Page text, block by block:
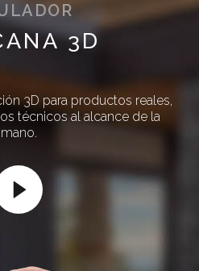
3D
3D para productos reales,
técnicos al alcance de la
mano.